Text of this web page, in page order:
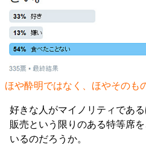
ほや酔明ではなく、ほやそのも
好きな人がマイノリティであ
販売という限りのある特等席
いるのだろうか。